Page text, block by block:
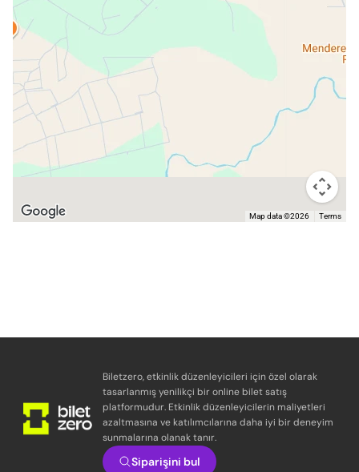
Map data ©2026 Terms
Biletzero, etkinlik düzenleyicileri için özel olarak
tasarlanmış yenilikçi bir online bilet satış
platformudur. Etkinlik düzenleyicilerin maliyetleri
azaltmasına ve katılımcılarına daha iyi bir deneyim
sunmalarına olanak tanır.
Siparişini bul